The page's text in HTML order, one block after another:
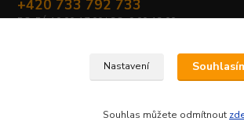
+420 733 792 733
PO-PÁ 10:00-17:00 | SO: 9:00-12:00
Nastavení
Souhlas můžete odmítnout